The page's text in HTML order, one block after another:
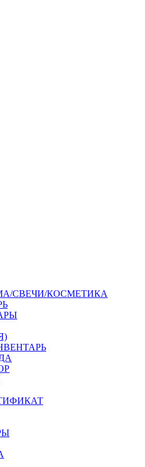
СВЕЧИ/КОСМЕТИКА